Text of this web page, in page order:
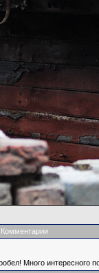
Комментарии
Много интересного